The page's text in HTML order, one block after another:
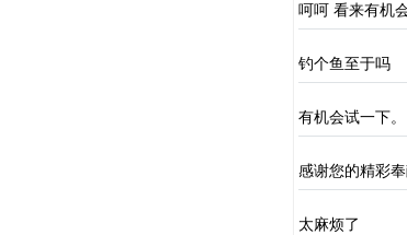
呵呵 看来有机
钓个鱼至于吗
有机会试一下。
感谢您的精彩奉
太麻烦了